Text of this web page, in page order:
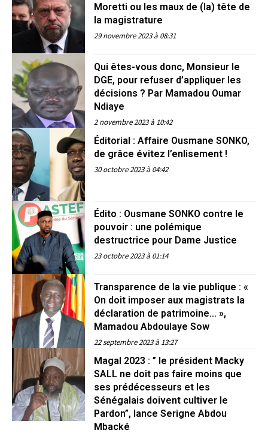
Moretti ou les maux de (la) tête de
la magistrature
29 novembre 2023 à 08:31
Qui êtes-vous donc, Monsieur le
DGE, pour refuser d’appliquer les
décisions ? Par Mamadou Oumar
Ndiaye
2 novembre 2023 à 10:42
Éditorial : Affaire Ousmane SONKO,
de grâce évitez l’enlisement !
30 octobre 2023 à 04:42
Édito : Ousmane SONKO contre le
pouvoir : une polémique
destructrice pour Dame Justice
23 octobre 2023 à 01:14
Transparence de la vie publique : «
On doit imposer aux magistrats la
déclaration de patrimoine… »,
Mamadou Abdoulaye Sow
22 septembre 2023 à 13:27
Magal 2023 : ” le président Macky
SALL ne doit pas faire moins que
ses prédécesseurs et les
Sénégalais doivent cultiver le
Pardon”, lance Serigne Abdou
Mbacké